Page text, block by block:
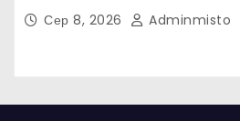
Сер 8, 2026 Adminmisto